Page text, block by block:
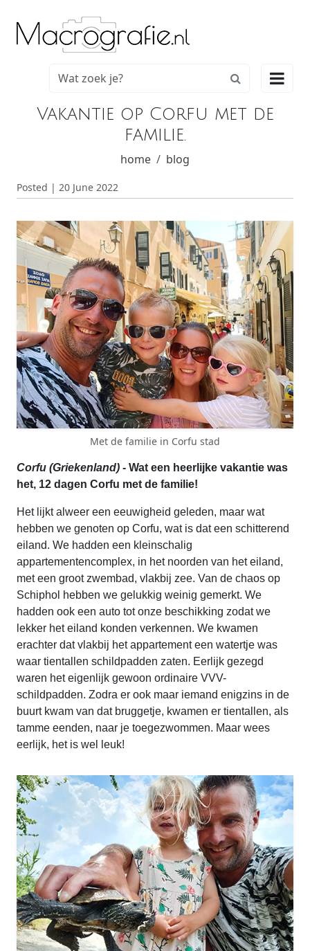

Vakantie op Corfu met de
familie.
home blog
Posted | 20 June 2022
Met de familie in Corfu stad
Corfu (Griekenland) - Wat een heerlijke vakantie was
het, 12 dagen Corfu met de familie!
Het lijkt alweer een eeuwigheid geleden, maar wat
hebben we genoten op Corfu, wat is dat een schitterend
eiland. We hadden een kleinschalig
appartementencomplex, in het noorden van het eiland,
met een groot zwembad, vlakbij zee. Van de chaos op
Schiphol hebben we gelukkig weinig gemerkt. We
hadden ook een auto tot onze beschikking zodat we
lekker het eiland konden verkennen. We kwamen
erachter dat vlakbij het appartement een watertje was
waar tientallen schildpadden zaten. Eerlijk gezegd
waren het eigenlijk gewoon ordinaire VVV-
schildpadden. Zodra er ook maar iemand enigzins in de
buurt kwam van dat bruggetje, kwamen er tientallen, als
tamme eenden, naar je toegezwommen. Maar wees
eerlijk, het is wel leuk!